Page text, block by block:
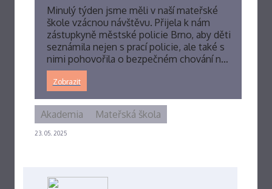
Minulý týden jsme měli v naší mateřské
škole vzácnou návštěvu. Přijela k nám
zástupkyně městské policie Brno, aby děti
seznámila nejen s prací policie, ale také s
nimi pohovořila o bezpečném chování n…
Zobrazit
23. 05. 2025
Akademia Mateřská škola